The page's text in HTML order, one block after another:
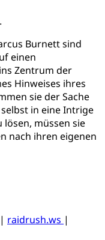
Burnett sind
einen
Zentrum der
Hinweises ihres
sie der Sache
in eine Intrige
lösen, müssen sie
nach ihren eigenen
| raidrush.ws |